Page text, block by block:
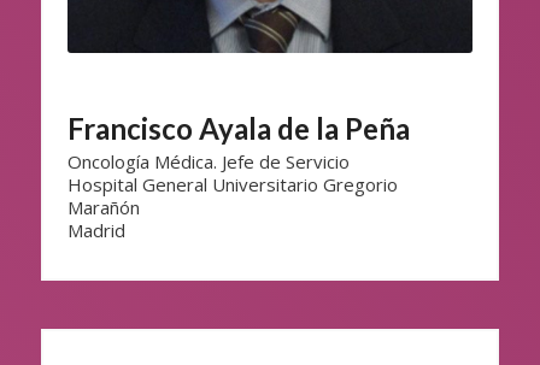
Francisco Ayala de la Peña
Oncología Médica. Jefe de Servicio
Hospital General Universitario Gregorio
Marañón
Madrid